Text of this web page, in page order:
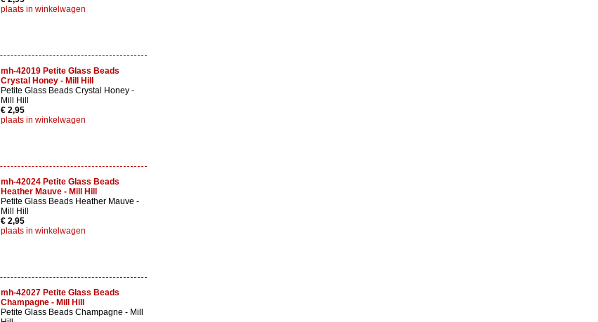
plaats in winkelwagen
mh-42019 Petite Glass Beads
Crystal Honey - Mill Hill
Petite Glass Beads Crystal Honey -
Mill Hill
€ 2,95
plaats in winkelwagen
mh-42024 Petite Glass Beads
Heather Mauve - Mill Hill
Petite Glass Beads Heather Mauve -
Mill Hill
€ 2,95
plaats in winkelwagen
mh-42027 Petite Glass Beads
Champagne - Mill Hill
Petite Glass Beads Champagne - Mill